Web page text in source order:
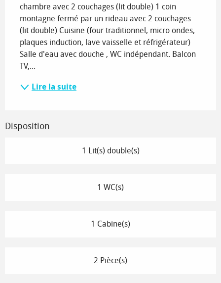
chambre avec 2 couchages (lit double) 1 coin
montagne fermé par un rideau avec 2 couchages
(lit double) Cuisine (four traditionnel, micro ondes,
plaques induction, lave vaisselle et réfrigérateur)
Salle d'eau avec douche , WC indépendant. Balcon
TV,...
Lire la suite
Disposition
1 Lit(s) double(s)
1 WC(s)
1 Cabine(s)
2 Pièce(s)